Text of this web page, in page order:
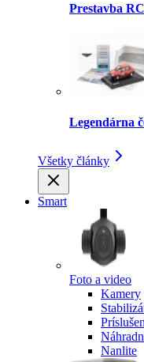
Prestavba
Legendárna
Všetky články
Smart
Foto a video
Kamery
Nanlite